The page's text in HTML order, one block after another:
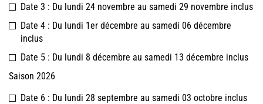
Date 3 : Du lundi 24 novembre au samedi 29 novembre inclus
Date 4 : Du lundi 1er décembre au samedi 06 décembre
inclus
Date 5 : Du lundi 8 décembre au samedi 13 décembre inclus
Saison 2026
Date 6 : Du lundi 28 septembre au samedi 03 octobre inclus